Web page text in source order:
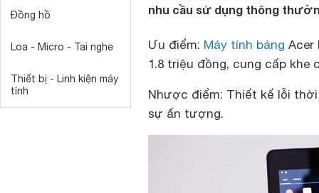
Đồng hồ
Loa - Micro - Tai nghe
Thiết bị - Linh kiện máy
tính
nhu cầu sử dụng thông
Ưu điểm: Máy tính bảng Acer
1.8 triệu đồng, cung cấp khe
Nhược điểm: Thiết kế lỗi
sự ấn tượng.